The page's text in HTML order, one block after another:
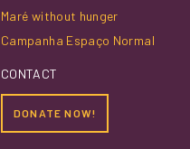
Maré without hunger
Campanha Espaço Normal
CONTACT
DONATE NOW!